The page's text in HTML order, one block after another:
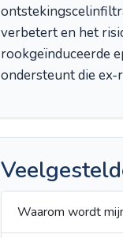
verbetert en het
rookgeïnduceerde
ondersteunt die ex-
Waarom wordt